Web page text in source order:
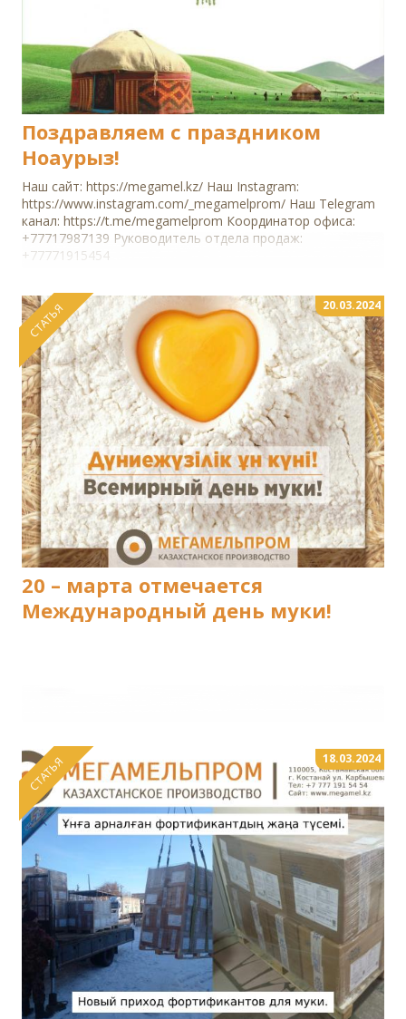
Поздравляем с праздником
Ноаурыз!
Наш сайт: https://megamel.kz/ Наш Instagram:
https://www.instagram.com/_megamelprom/ Наш Telegram
канал: https://t.me/megamelprom Координатор офиса:
+77717987139 Руководитель отдела продаж:
+77771915454
СТАТЬЯ
20 – марта отмечается
Международный день муки!
20.03.2024
СТАТЬЯ 18.03.2024